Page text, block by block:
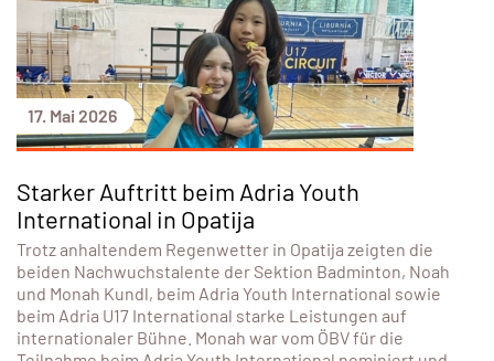
17. Mai 2026
Starker Auftritt beim Adria Youth
International in Opatija
Trotz anhaltendem Regenwetter in Opatija zeigten die
beiden Nachwuchstalente der Sektion Badminton, Noah
und Monah Kundl, beim Adria Youth International sowie
beim Adria U17 International starke Leistungen auf
internationaler Bühne. Monah war vom ÖBV für die